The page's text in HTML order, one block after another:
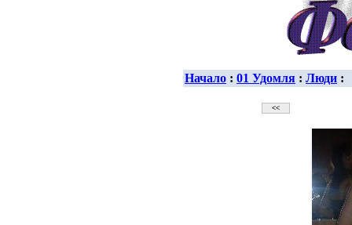
Начало : 01 Удомля : Люди :